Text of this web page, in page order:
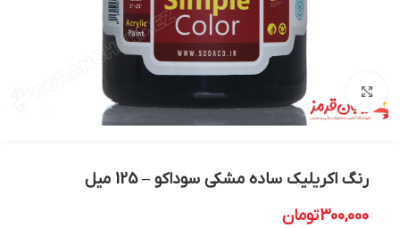
بزرگنمایی تصویر
رنگ اکریلیک ساده مشکی سوداکو – 125 میل
300,000تومان